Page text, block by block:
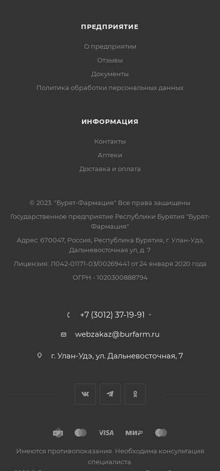
ПРЕДПРИЯТИЕ
О предприятии
Отзывы
Документы
Политика обработки персональных данных
ИНФОРМАЦИЯ
Контакты
Аптеки
Доставка и оплата
© 2023. "Бурят-Фармация" Все права защищены
Государственное предприятие Республики Бурятия "Бурят-
Фармация"
Адрес: 670047, Россия, Республика Бурятия, г. Улан-Удэ,
Дальневосточная ул, д. 7
Лицензия: Л042-01171-03/00269441 от 24 января 2020 года
ОГРН - 1020300888794
+7 (3012) 37-19-91
webzakaz@burfarm.ru
г. Улан-Удэ, ул. Дальневосточная, 7
Имеются противопоказания. Необходима консультация
специалиста.